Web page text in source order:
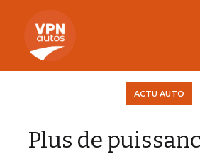
ACTU AUTO
Plus de